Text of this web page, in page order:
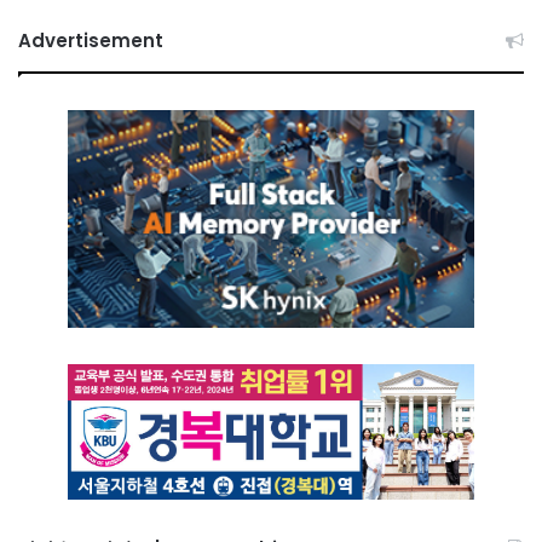
Advertisement